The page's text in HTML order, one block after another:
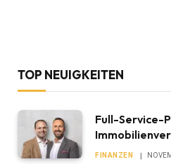
TOP NEUIGKEITEN
Full-Service-
FINANZEN